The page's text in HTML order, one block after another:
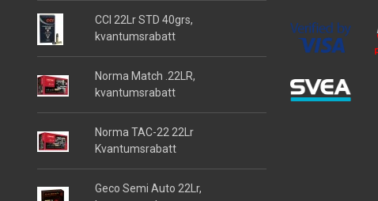
CCI 22Lr STD 40grs,
kvantumsrabatt
Norma Match .22LR,
kvantumsrabatt
Norma TAC-22 22Lr
Kvantumsrabatt
Geco Semi Auto 22Lr,